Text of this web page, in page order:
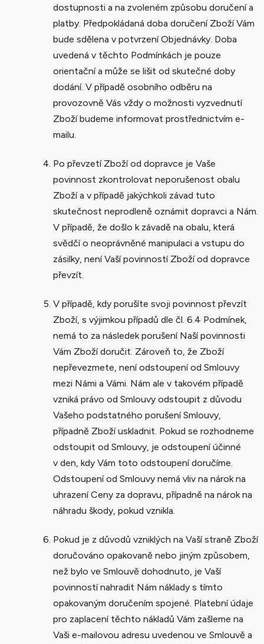
dostupnosti a na zvoleném způsobu doručení a
platby. Předpokládaná doba doručení Zboží Vám
bude sdělena v potvrzení Objednávky. Doba
uvedená v těchto Podmínkách je pouze
orientační a může se lišit od skutečné doby
dodání. V případě osobního odběru na
provozovně Vás vždy o možnosti vyzvednutí
Zboží budeme informovat prostřednictvím e-
mailu.
Po převzetí Zboží od dopravce je Vaše
povinnost zkontrolovat neporušenost obalu
Zboží a v případě jakýchkoli závad tuto
skutečnost neprodleně oznámit dopravci a Nám.
V případě, že došlo k závadě na obalu, která
svědčí o neoprávněné manipulaci a vstupu do
zásilky, není Vaší povinností Zboží od dopravce
převzít.
V případě, kdy porušíte svoji povinnost převzít
Zboží, s výjimkou případů dle čl. 6.4 Podmínek,
nemá to za následek porušení Naší povinnosti
Vám Zboží doručit. Zároveň to, že Zboží
nepřevezmete, není odstoupení od Smlouvy
mezi Námi a Vámi. Nám ale v takovém případě
vzniká právo od Smlouvy odstoupit z důvodu
Vašeho podstatného porušení Smlouvy,
případně Zboží uskladnit. Pokud se rozhodneme
odstoupit od Smlouvy, je odstoupení účinné
v den, kdy Vám toto odstoupení doručíme.
Odstoupení od Smlouvy nemá vliv na nárok na
uhrazení Ceny za dopravu, případně na nárok na
náhradu škody, pokud vznikla.
Pokud je z důvodů vzniklých na Vaší straně Zboží
doručováno opakovaně nebo jiným způsobem,
než bylo ve Smlouvě dohodnuto, je Vaší
povinností nahradit Nám náklady s tímto
opakovaným doručením spojené. Platební údaje
pro zaplacení těchto nákladů Vám zašleme na
Vaši e-mailovou adresu uvedenou ve Smlouvě a